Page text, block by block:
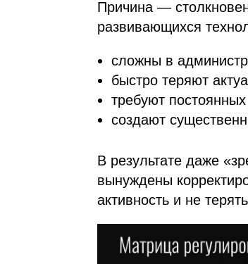
Причина —
развивающихся
сложны в
быстро теряют
требуют
создают
В результате даже
вынуждены
активность и не